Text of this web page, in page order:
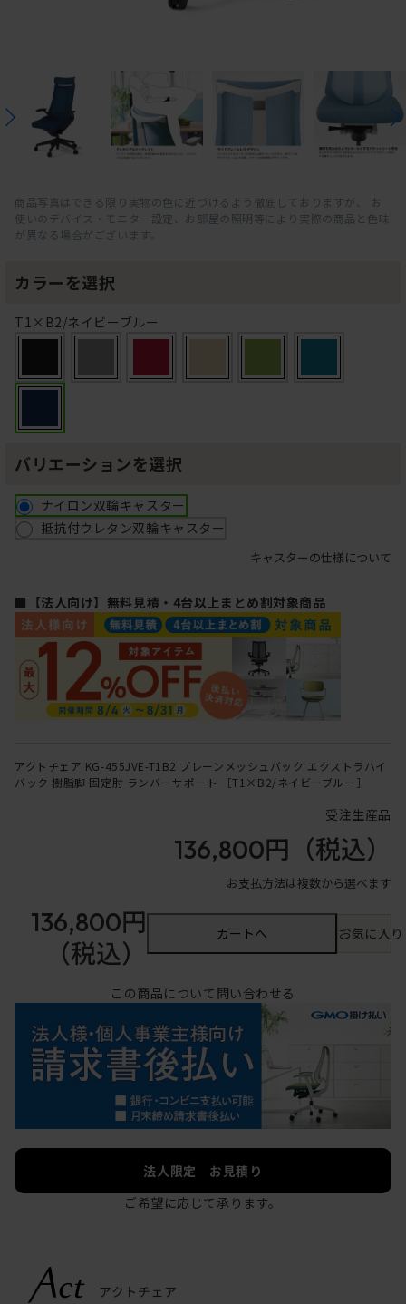
商品写真はできる限り実物の色に近づけるよう徹底しておりますが、 お
使いのデバイス・モニター設定、お部屋の照明等により実際の商品と色味
が異なる場合がございます。
カラーを選択
T1×B2/ネイビーブルー
バリエーションを選択
ナイロン双輪キャスター
抵抗付ウレタン双輪キャスター
キャスターの仕様について
■【法人向け】無料見積・4台以上まとめ割対象商品
アクトチェア KG-455JVE-T1B2 プレーンメッシュバック エクストラハイ
バック 樹脂脚 固定肘 ランバーサポート ［T1×B2/ネイビーブルー］
受注生産品
136,800円 （税込）
お支払方法は複数から選べます
136,800円
（税込）
カートへ お気に入
この商品について問い合わせる
法人限定 お見積り
ご希望に応じて承ります。